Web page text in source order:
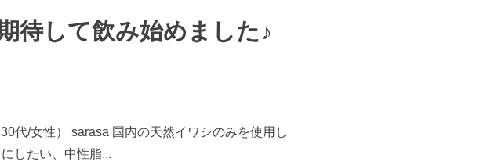
待して飲み始めました♪
代/女性） sarasa 国内の天然イワシのみを使用し
したい、中性脂...